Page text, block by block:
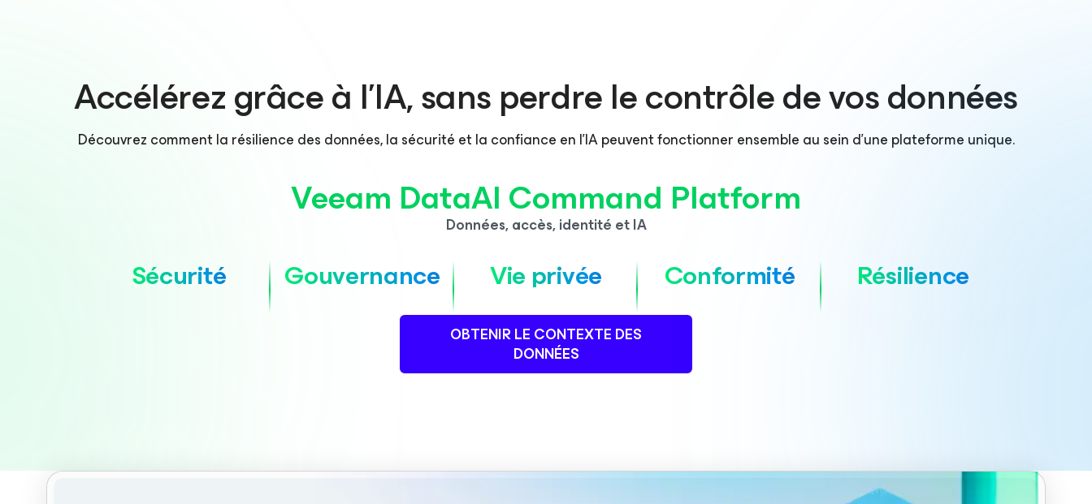
Accélérez grâce à l’IA, sans perdre le contrôle de vos données
Découvrez comment la résilience des données, la sécurité et la confiance en l’IA peuvent fonctionner ensemble au sein d’une plateforme unique.
Veeam DataAI Command Platform
Données, accès, identité et IA
Sécurité Gouvernance Vie privée Conformité Résilience
OBTENIR LE CONTEXTE DES
DONNÉES